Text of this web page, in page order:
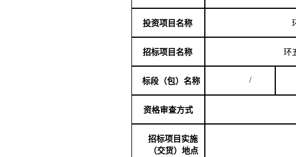
投资项目名称
招标项目名称 环
标段（包）名称 /
资格审查方式
招标项目实施
（交货）地点